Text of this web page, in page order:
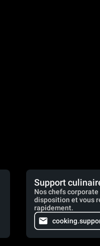
Support
Nos chefs
disposition et vous
rapidement.